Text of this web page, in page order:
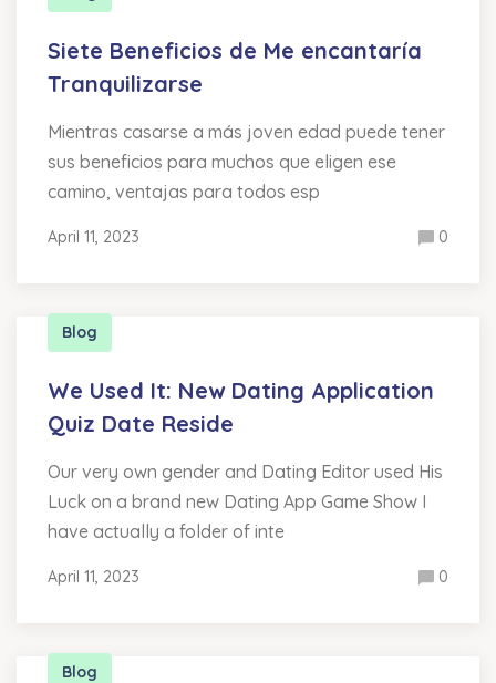
Siete Beneficios de Me encantaría
Tranquilizarse
Mientras casarse a más joven edad puede tener
sus beneficios para muchos que eligen ese
camino, ventajas para todos esp
April 11, 2023 0
Blog
We Used It: New Dating Application
Quiz Date Reside
Our very own gender and Dating Editor used His
Luck on a brand new Dating App Game Show I
have actually a folder of inte
April 11, 2023 0
Blog